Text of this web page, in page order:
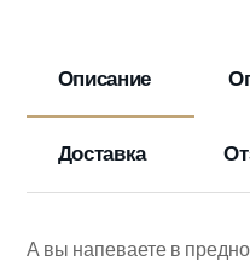
Описание
Доставка
А вы напеваете в